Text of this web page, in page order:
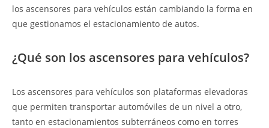
los ascensores para vehículos están cambiando la forma en
que gestionamos el estacionamiento de autos.
¿Qué son los ascensores para vehículos?
Los ascensores para vehículos son plataformas elevadoras
que permiten transportar automóviles de un nivel a otro,
tanto en estacionamientos subterráneos como en torres